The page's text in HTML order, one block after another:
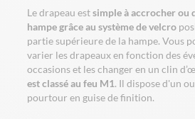
Le drapeau estsimple à accrocher ou
hampe grâce au système de velcro
partie supérieure de la hampe. Vous
varier les drapeaux en fonction des
occasions et les changer en un clin
est classé au feu M1. Il dispose d'un
pourtour en guise de finition.